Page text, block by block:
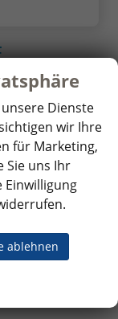
von
hier.
Dienste
wir Ihre
für Marketing,
Sie uns Ihr
Einwilligung
ablehnen